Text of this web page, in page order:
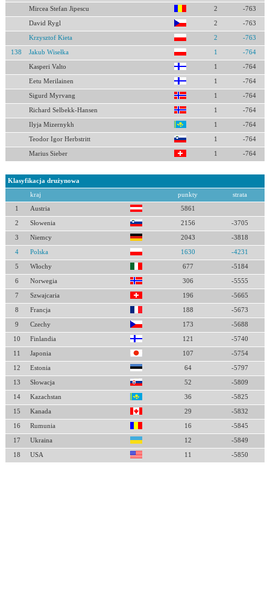
Mircea Stefan Jipescu 2 -763
David Rygl 2 -763
Krzysztof Kieta 2 -763
138 Jakub Wisełka 1 -764
Kasperi Valto 1 -764
Eetu Merilainen 1 -764
Sigurd Myrvang 1 -764
Richard Selbekk-Hansen 1 -764
Ilyja Mizernykh 1 -764
Teodor Igor Herbstritt 1 -764
Marius Sieber 1 -764
Klasyfikacja drużynowa
kraj punkty strata
1 Austria 5861
2 Słowenia 2156 -3705
3 Niemcy 2043 -3818
4 Polska 1630 -4231
5 Włochy 677 -5184
6 Norwegia 306 -5555
7 Szwajcaria 196 -5665
8 Francja 188 -5673
9 Czechy 173 -5688
10 Finlandia 121 -5740
11 Japonia 107 -5754
12 Estonia 64 -5797
13 Słowacja 52 -5809
14 Kazachstan 36 -5825
15 Kanada 29 -5832
16 Rumunia 16 -5845
17 Ukraina 12 -5849
18 USA 11 -5850